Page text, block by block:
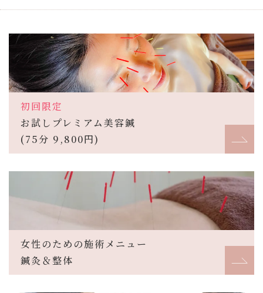
初回限定
お試しプレミアム美容鍼
(75分 9,800円)
女性のための施術メニュー
鍼灸＆整体